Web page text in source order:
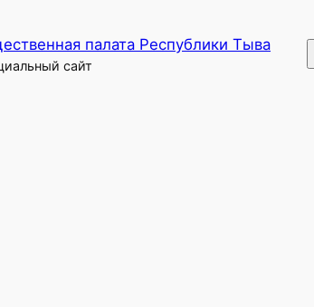
палата Республики Тыва
сайт